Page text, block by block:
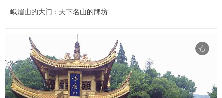
峨眉山的大门：天下名山的牌坊